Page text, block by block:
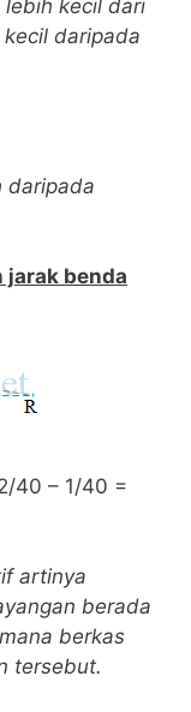
lebih kecil dari
daripada
daripada
benda
40 – 1/40 =
artinya
berada
berkas
tersebut.